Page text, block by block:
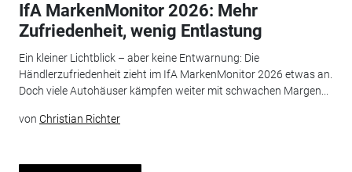
IfA MarkenMonitor 2026: Mehr
Zufriedenheit, wenig Entlastung
Ein kleiner Lichtblick – aber keine Entwarnung: Die
Händlerzufriedenheit zieht im IfA MarkenMonitor 2026 etwas an.
Doch viele Autohäuser kämpfen weiter mit schwachen Margen...
von Christian Richter